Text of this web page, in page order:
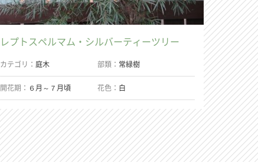
レプトスペルマム・シルバーティーツリー
カテゴリ 庭木 部類 常緑樹
開花期 ６月～７月頃 花色 白